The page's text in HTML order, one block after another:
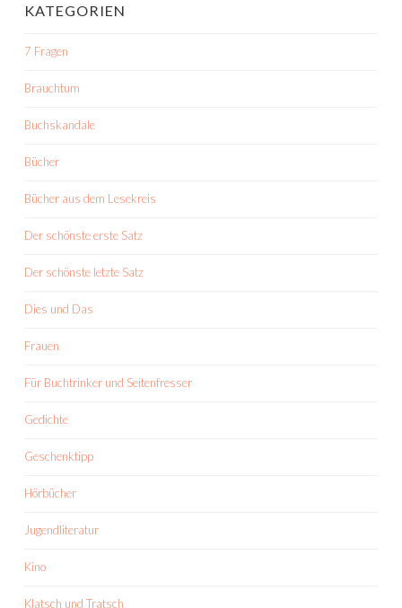
KATEGORIEN
7 Fragen
Brauchtum
Buchskandale
Bücher
Bücher aus dem Lesekreis
Der schönste erste Satz
Der schönste letzte Satz
Dies und Das
Frauen
Für Buchtrinker und Seitenfresser
Gedichte
Geschenktipp
Hörbücher
Jugendliteratur
Kino
Klatsch und Tratsch